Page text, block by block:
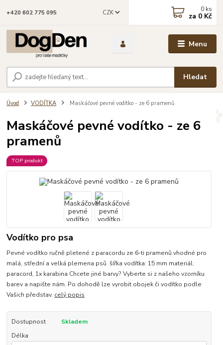
Menu
CZK
Hledat
+420 602 775 095 0 ks
za 0 Kč
Úvod VODÍTKA Maskáčové pevné vodítko - ze 6 pramenů
Maskáčové pevné vodítko - ze 6
pramenů
TOP produkt
Vodítko pro psa
Pevné vodítko ručně pletené z paracordu ze 6-ti pramenů vhodné pro
malá, střední a velká plemena psů šířka vodítka: 15 mm materiál:
paracord, 1x karabina Chcete jiné barvy? Vyberte si z našeho vzorníku
barev a napište nám. Po dohodě lze vyrobit obojek či vodítko podle
Vašich představ. celý popis
Dostupnost
Skladem
Délka